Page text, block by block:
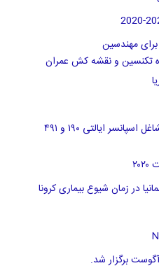
برای مهندسین
تکنسین و نقشه کش عمران
تکمیل خبر اعلام لیست محدود مشاغل اسپانسر ایالتی ۱۹۰ و ۴۹۱
در زمان شیوع بیماری کرونا